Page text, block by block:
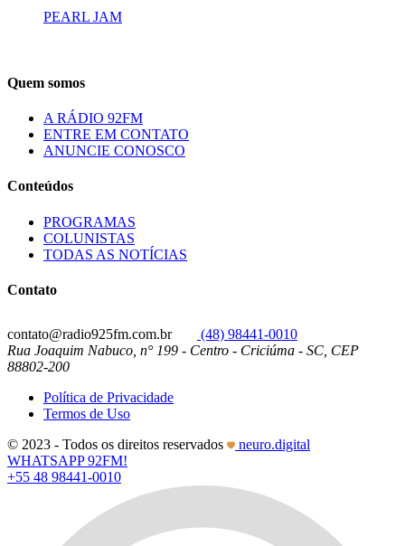
PEARL JAM
Quem somos
A RÁDIO 92FM
ENTRE EM CONTATO
ANUNCIE CONOSCO
Conteúdos
PROGRAMAS
COLUNISTAS
TODAS AS NOTÍCIAS
Contato
contato@radio925fm.com.br
(48) 98441-0010
Rua Joaquim Nabuco, n° 199 - Centro - Criciúma - SC, CEP
88802-200
Política de Privacidade
Termos de Uso
© 2023 - Todos os direitos reservados
neuro.digital
WHATSAPP 92FM!
+55 48 98441-0010